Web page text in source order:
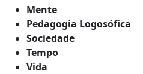
Mente
Pedagogia Logosófica
Sociedade
Tempo
Vida